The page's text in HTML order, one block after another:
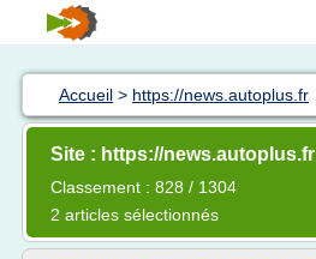
Accueil > https://news.autoplus.fr
Site : https://news.autoplus.fr
Classement : 828 / 1304
2 articles sélectionnés